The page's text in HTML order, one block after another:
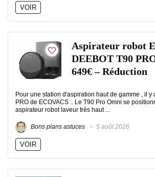
VOIR
Aspirateur robot
DEEBOT T90
649€ – Réduction
Pour une station d'aspiration haut de gamme , il y
PRO de ECOVACS .. Le T90 Pro Omni se
aspirateur robot laveur très haut ...
Bons plans astuces 5 août 2026
VOIR